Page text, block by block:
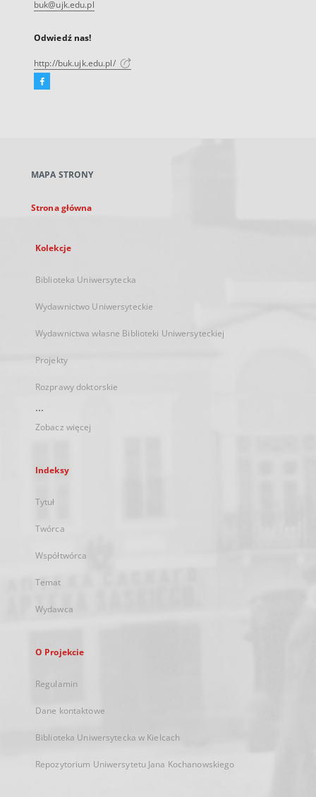
buk@ujk.edu.pl
Odwiedź nas!
http://buk.ujk.edu.pl/
Facebook
karcie
MAPA STRONY
Strona główna
Kolekcje
Biblioteka Uniwersytecka
Wydawnictwo Uniwersyteckie
Wydawnictwa własne Biblioteki Uniwersyteckiej
Projekty
Rozprawy doktorskie
...
Zobacz więcej
Indeksy
Tytuł
Twórca
Współtwórca
Temat
Wydawca
O Projekcie
Regulamin
Dane kontaktowe
Biblioteka Uniwersytecka w Kielcach
Repozytorium Uniwersytetu Jana Kochanowskiego